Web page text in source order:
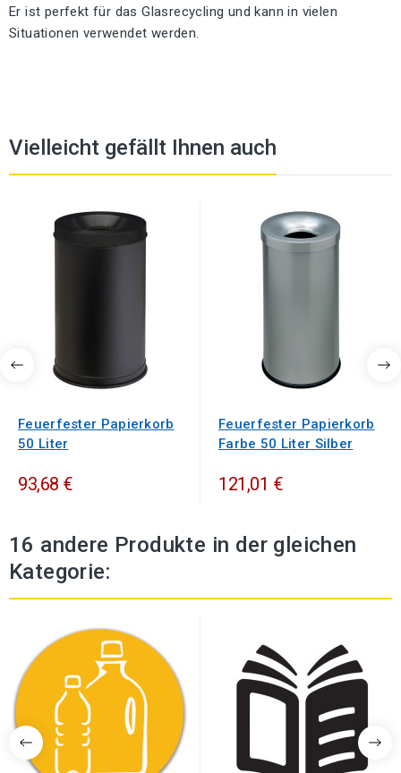
Er ist perfekt für das Glasrecycling und kann in vielen
Situationen verwendet werden.
Vielleicht gefällt Ihnen auch
Feuerfester Papierkorb
50 Liter
93,68 €
Feuerfester Papierkorb
Farbe 50 Liter Silber
121,01 €
16 andere Produkte in der gleichen
Kategorie: